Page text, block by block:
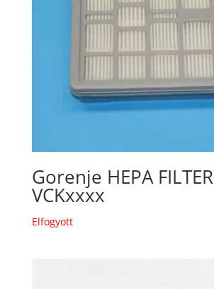
Gorenje HEPA FILTER
VCKxxxx
Elfogyott